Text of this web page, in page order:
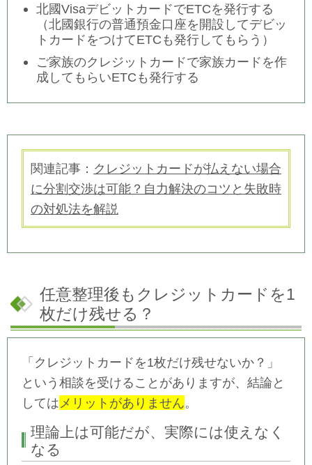
北國VisaデビットカードでETCを発行する
（北國銀行の普通預金口座を開設してデビッ
トカードをつけてETCも発行してもらう）
ご家族のクレジットカードで家族カードを作
成してもらいETCも発行する
関連記事： クレジットカードが払えない場合
に分割交渉は可能？自力解決のコツと失敗時
の対処法を解説
任意整理後もクレジットカードを1
枚だけ残せる？
「クレジットカードを1枚だけ残せないか？」
という相談を受けることがありますが、結論と
しては メリットがありません。
理論上は可能だが、実際には使えなく
なる